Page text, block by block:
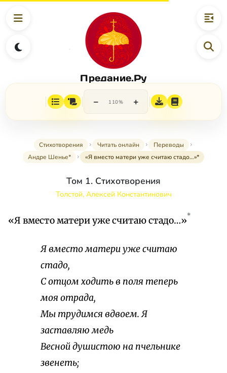
Предание.Ру
− 110% +
Стихотворения Читать онлайн
Переводы
Андре Шенье*
«Я вместо матери уже считаю стадо…»*
Том 1. Стихотворения
Толстой, Алексей Константинович
«Я вместо матери уже считаю стадо…»*
Я вместо матери уже считаю
стадо,
С отцом ходить в поля теперь
моя отрада,
Мы трудимся вдвоем. Я
заставляю медь
Весной душистою на пчельнике
звенеть;